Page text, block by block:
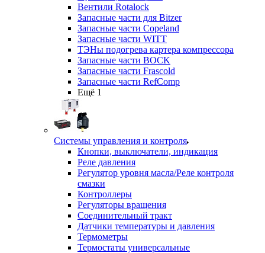
Вентили Rotalock
Запасные части для Bitzer
Запасные части Copeland
Запасные части WITT
ТЭНы подогрева картера компрессора
Запасные части BOCK
Запасные части Frascold
Запасные части RefComp
Ещё 1
Системы управления и контроля
Кнопки, выключатели, индикация
Реле давления
Регулятор уровня масла/Реле контроля
смазки
Контроллеры
Регуляторы вращения
Соединительный тракт
Датчики температуры и давления
Термометры
Термостаты универсальные